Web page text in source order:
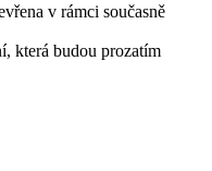
v rámci současně
která budou prozatím